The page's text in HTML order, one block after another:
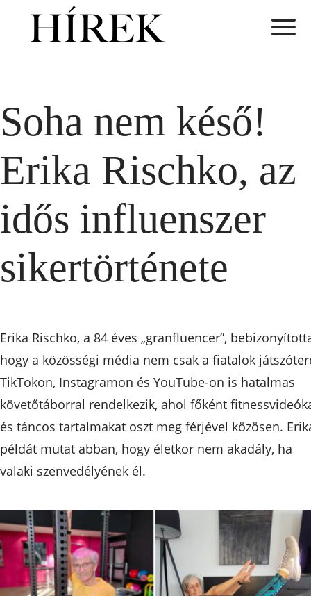
Soha nem késő!
Erika Rischko, az
idős influenszer
sikertörténete
Erika Rischko, a 84 éves „granfluencer”,
hogy a közösségi média nem csak a fiatalok
TikTokon, Instagramon és YouTube-on is hatalmas
követőtáborral rendelkezik, ahol főként
és táncos tartalmakat oszt meg férjével közösen.
példát mutat abban, hogy életkor nem akadály, ha
valaki szenvedélyének él.